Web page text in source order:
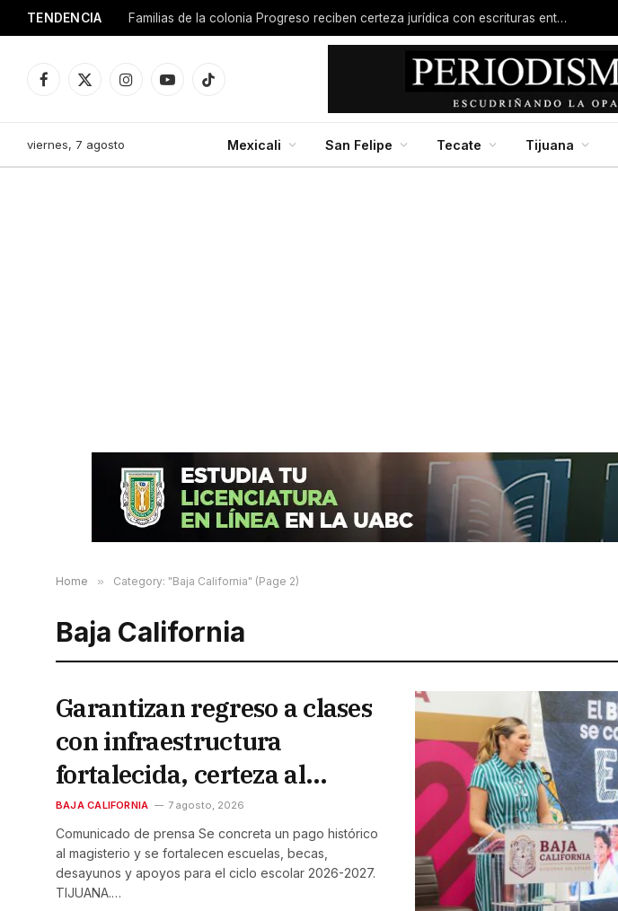
TENDENCIA Familias de la colonia Progreso reciben certeza jurídica con escrituras entregadas por Dip. Molina
Facebook
X
InstagramYouTubeTikTok
viernes, 7 agosto Mexicali San Felipe Tecate Tijuana
Home » Category: "Baja California" (Page 2)
Baja California
Garantizan regreso a clases
con infraestructura
fortalecida, certeza al
magisterio y apoyos: Marina
del Pilar
BAJA CALIFORNIA 7 agosto, 2026
Comunicado de prensa Se concreta un pago histórico
al magisterio y se fortalecen escuelas, becas,
desayunos y apoyos para el ciclo escolar 2026-2027.
TIJUANA.…